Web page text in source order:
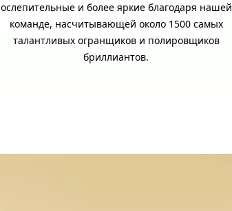
ослепительные и более яркие благодаря нашей
команде, насчитывающей около 1500 самых
талантливых огранщиков и полировщиков
бриллиантов.